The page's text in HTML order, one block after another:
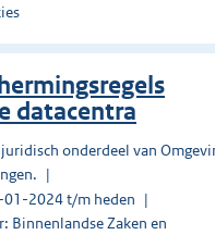
datacentra
onderdeel van
01-2024 t/m heden
Binnenlandse Zaken en